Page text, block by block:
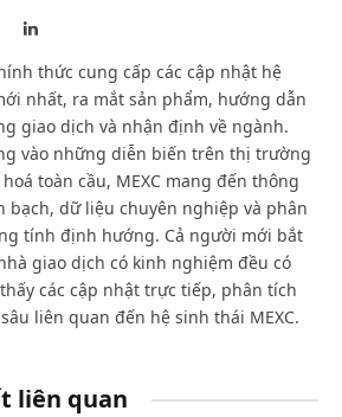
LinkedIn
thức cung cấp các cập nhật hệ
nhất, ra mắt sản phẩm, hướng dẫn
giao dịch và nhận định về ngành.
vào những diễn biến trên thị trường
toàn cầu, MEXC mang đến thông
bạch, dữ liệu chuyên nghiệp và phân
tính định hướng. Cả người mới bắt
giao dịch có kinh nghiệm đều có
các cập nhật trực tiếp, phân tích
liên quan đến hệ sinh thái MEXC.
liên quan